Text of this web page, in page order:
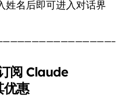
姓名后即可进入对话界
阅 Claude
惠